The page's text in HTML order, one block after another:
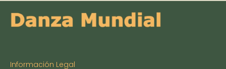
Información Legal